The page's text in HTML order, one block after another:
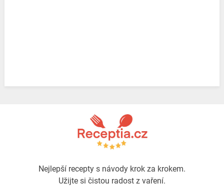
Nejlepší recepty s návody krok za krokem.
Užijte si čistou radost z vaření.